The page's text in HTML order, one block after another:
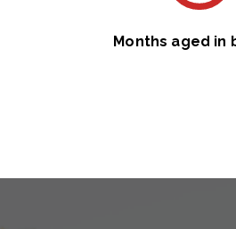
Months aged in